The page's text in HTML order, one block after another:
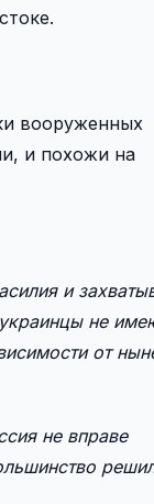
вооруженных
и похожи на
и
не
от
не вправе